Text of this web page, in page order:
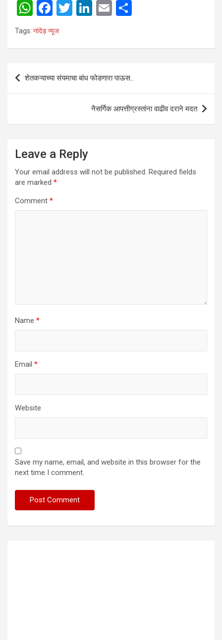
W
h
at
A
F
a
ce
o
T
Li
n
E
Tags: नांदेड़ न्यूज
Post
navigation
शेतकऱ्याच्या संयमाचा बांध फोडणारा पाऊस..
नैसर्गिक आपत्तीग्रस्तांना वाढीव दराने मदत
Leave a Reply
Your email address will not be published. Required fields
are marked *
Comment *
Name *
Email *
Website
Save my name, email, and website in this browser for the
next time I comment.